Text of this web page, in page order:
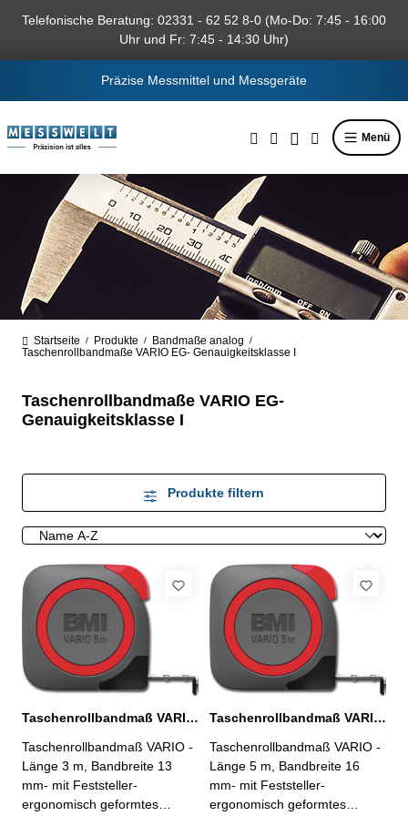
springen
Telefonische Beratung: 02331 - 62 52 8-0 (Mo-Do: 7:45 - 16:00
Uhr und Fr: 7:45 - 14:30 Uhr)
Präzise Messmittel und Messgeräte
Menü
Startseite / Produkte / Bandmaße analog /
Taschenrollbandmaße VARIO EG- Genauigkeitsklasse I
Taschenrollbandmaße VARIO EG-
Genauigkeitsklasse I
Produkte filtern
Taschenrollbandmaß VARIO Länge 3 m
Taschenrollbandmaß VARIO -
Länge 3 m, Bandbreite 13
mm- mit Feststeller-
ergonomisch geformtes
Taschenrollbandmaß VARIO Länge 5 m
Taschenrollbandmaß VARIO -
Länge 5 m, Bandbreite 16
mm- mit Feststeller-
ergonomisch geformtes